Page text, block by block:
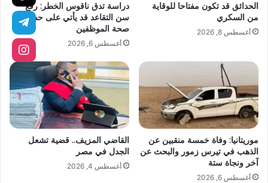
الحدائق قد تكون مفتاحا للوقاية
من السكري
أغسطس 8, 2026
دراسة تدق ناقوس الخطر: رفع
سن التقاعد قد يأتي على حساب
صحة الموظفين
أغسطس 6, 2026
موريتانيا: وفاة خمسة منقبين عن
الذهب في تيرس زمور والبحث عن
آخر ونجاة ستة
أغسطس 6, 2026
القاضي المزيف.. قضية تشعل
الجدل في مصر
أغسطس 4, 2026